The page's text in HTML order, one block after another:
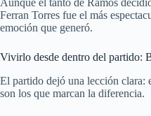
Aunque el tanto de Ramos
Ferran Torres fue el más
emoción que generó.
Vivirlo desde dentro del partido:
El partido dejó una lección clara:
son los que marcan la diferencia.